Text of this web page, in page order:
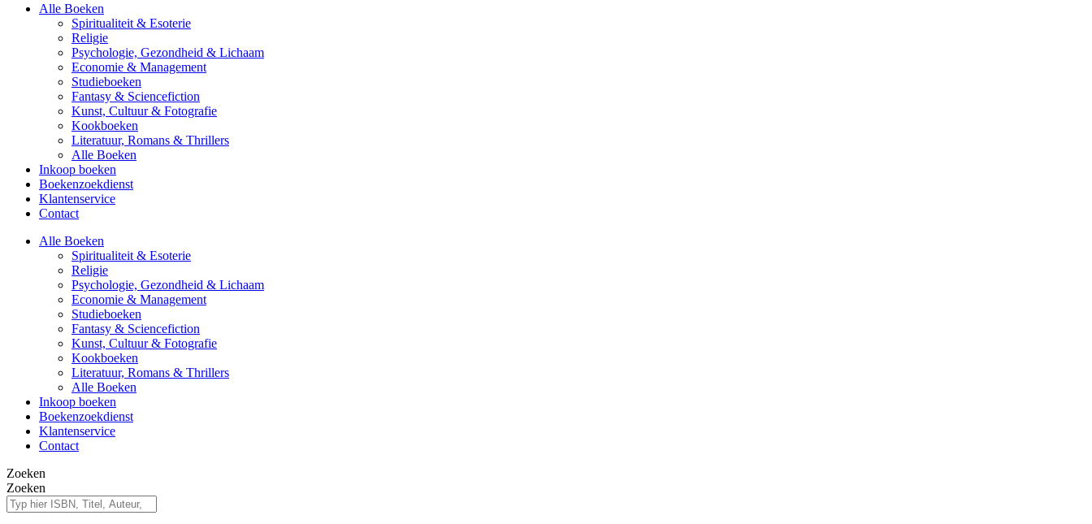
Alle Boeken
Spiritualiteit & Esoterie
Religie
Psychologie, Gezondheid & Lichaam
Economie & Management
Studieboeken
Fantasy & Sciencefiction
Kunst, Cultuur & Fotografie
Kookboeken
Literatuur, Romans & Thrillers
Alle Boeken
Inkoop boeken
Boekenzoekdienst
Klantenservice
Contact
Alle Boeken
Spiritualiteit & Esoterie
Religie
Psychologie, Gezondheid & Lichaam
Economie & Management
Studieboeken
Fantasy & Sciencefiction
Kunst, Cultuur & Fotografie
Kookboeken
Literatuur, Romans & Thrillers
Alle Boeken
Inkoop boeken
Boekenzoekdienst
Klantenservice
Contact
Zoeken
Zoeken